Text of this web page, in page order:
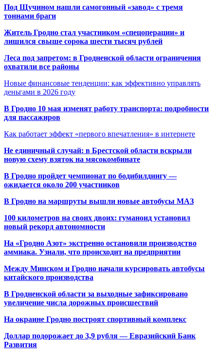
Под Щучином нашли самогонный «завод» с тремя
тоннами браги
Житель Гродно стал участником «спецоперации» и
лишился свыше сорока шести тысяч рублей
Леса под запретом: в Гродненской области ограничения
охватили все районы
Новые финансовые тенденции: как эффективно управлять
деньгами в 2026 году
В Гродно 10 мая изменят работу транспорта: подробности
для пассажиров
Как работает эффект «первого впечатления» в интернете
Не единичный случай: в Брестской области вскрыли
новую схему взяток на мясокомбинате
В Гродно пройдет чемпионат по бодибилдингу —
ожидается около 200 участников
В Гродно на маршруты вышли новые автобусы МАЗ
100 километров на своих двоих: гуманоид установил
новый рекорд автономности
На «Гродно Азот» экстренно остановили производство
аммиака. Узнали, что происходит на предприятии
Между Минском и Гродно начали курсировать автобусы
китайского производства
В Гродненской области за выходные зафиксировано
увеличение числа дорожных происшествий
На окраине Гродно построят спортивный комплекс
Доллар подорожает до 3,9 рубля — Евразийский Банк
Развития